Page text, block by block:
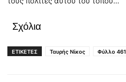
Σχόλια
ΕΤΙΚΕΤΕΣ Ταυρής Νίκος Φύλλο 461